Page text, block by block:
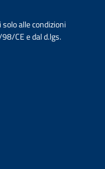
alle condizioni
CE e dal d.lgs.